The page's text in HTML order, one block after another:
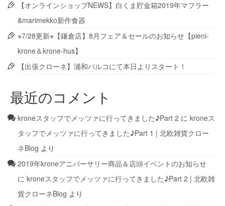
【オンラインショップNEWS】白くま貯金箱2019年マフラー
&marimekko新作食器
※7/28更新※【鎌倉店】8月フェア＆セールのお知らせ【pieni-
krone＆krone-hus】
【出張クローネ】浦和パルコにて本日よりスタート！
最近のコメント
kroneスタッフでメッツァに行ってきました♪Part 2 に kroneス
タッフでメッツァに行ってきました♪Part 1 | 北欧雑貨クロー
ネBlog より
2019年kroneアニバーサリー商品＆店頭イベントのお知らせ
に kroneスタッフでメッツァに行ってきました♪Part 2 | 北欧雑
貨クローネBlog より